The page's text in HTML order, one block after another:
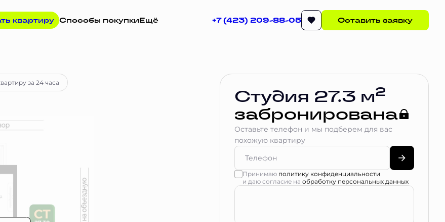
квартиру Способы покупкиЕщё +7 (423) 209-88-05 Оставить заявку
Квартира забронирована
за 24 часа
Студия 27.3 м2
забронирована
Оставьте телефон и мы подберем для вас
похожую квартиру
Принимаю политику конфиденциальности
и даю согласие на обработку персональных данных